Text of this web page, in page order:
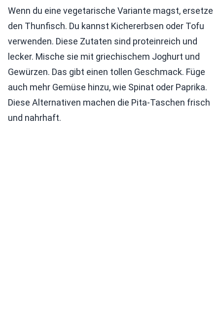
Wenn du eine vegetarische Variante magst, ersetze
den Thunfisch. Du kannst Kichererbsen oder Tofu
verwenden. Diese Zutaten sind proteinreich und
lecker. Mische sie mit griechischem Joghurt und
Gewürzen. Das gibt einen tollen Geschmack. Füge
auch mehr Gemüse hinzu, wie Spinat oder Paprika.
Diese Alternativen machen die Pita-Taschen frisch
und nahrhaft.